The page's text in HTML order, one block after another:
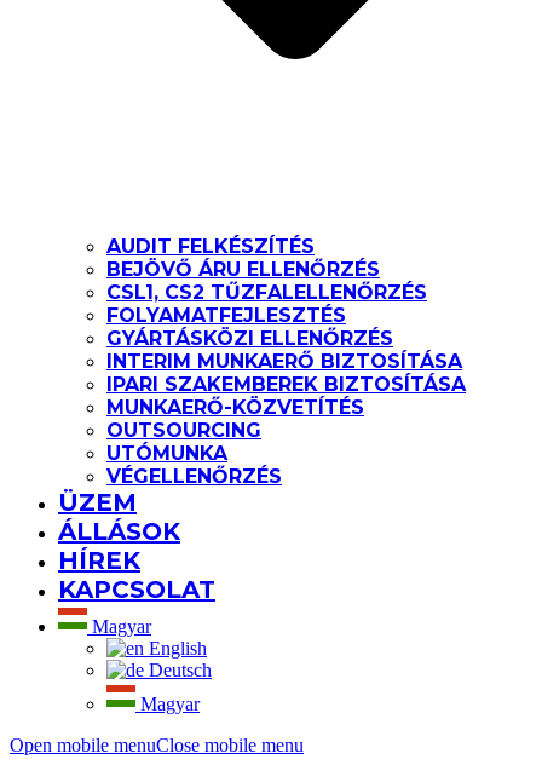
AUDIT FELKÉSZÍTÉS
BEJÖVŐ ÁRU ELLENŐRZÉS
CSL1, CS2 TŰZFALELLENŐRZÉS
FOLYAMATFEJLESZTÉS
GYÁRTÁSKÖZI ELLENŐRZÉS
INTERIM MUNKAERŐ BIZTOSÍTÁSA
IPARI SZAKEMBEREK BIZTOSÍTÁSA
MUNKAERŐ-KÖZVETÍTÉS
OUTSOURCING
UTÓMUNKA
VÉGELLENŐRZÉS
ÜZEM
ÁLLÁSOK
HÍREK
KAPCSOLAT
Magyar
English
Deutsch
Magyar
Open mobile menuClose mobile menu